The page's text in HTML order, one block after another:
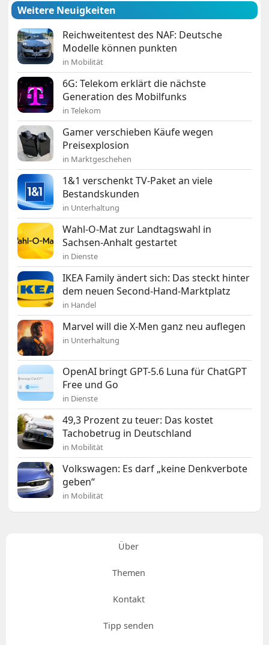
Weitere Neuigkeiten
Reichweitentest des NAF: Deutsche
Modelle können punkten
in Mobilität
6G: Telekom erklärt die nächste
Generation des Mobilfunks
in Telekom
Gamer verschieben Käufe wegen
Preisexplosion
in Marktgeschehen
1&1 verschenkt TV-Paket an viele
Bestandskunden
in Unterhaltung
Wahl-O-Mat zur Landtagswahl in
Sachsen-Anhalt gestartet
in Dienste
IKEA Family ändert sich: Das steckt hinter
dem neuen Second-Hand-Marktplatz
in Handel
Marvel will die X-Men ganz neu auflegen
in Unterhaltung
OpenAI bringt GPT-5.6 Luna für ChatGPT
Free und Go
in Dienste
49,3 Prozent zu teuer: Das kostet
Tachobetrug in Deutschland
in Mobilität
Volkswagen: Es darf „keine Denkverbote
geben“
in Mobilität
Über
Themen
Kontakt
Tipp senden